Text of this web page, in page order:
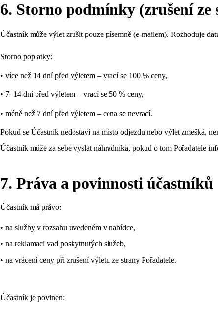
6. Storno podmínky (zrušení
Účastník může výlet zrušit pouze písemně (e-mailem). Rozhoduje
Storno poplatky:
• více než 14 dní před výletem – vrací se 100 % ceny,
• 7–14 dní před výletem – vrací se 50 % ceny,
• méně než 7 dní před výletem – cena se nevrací.
Pokud se Účastník nedostaví na místo odjezdu nebo výlet zmešká,
Účastník může za sebe vyslat náhradníka, pokud o tom Pořadatele
7. Práva a povinnosti účastníků
Účastník má právo:
• na služby v rozsahu uvedeném v nabídce,
• na reklamaci vad poskytnutých služeb,
• na vrácení ceny při zrušení výletu ze strany Pořadatele.
Účastník je povinen: